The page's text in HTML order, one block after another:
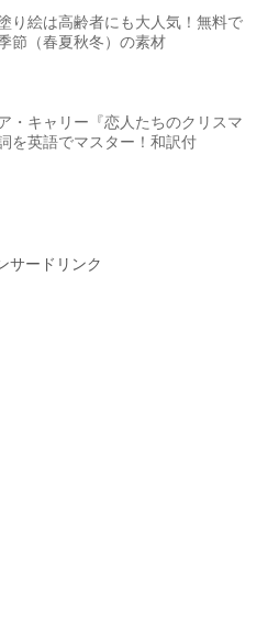
り絵は高齢者にも大人気！無料で
節（春夏秋冬）の素材
・キャリー『恋人たちのクリスマ
を英語でマスター！和訳付
サードリンク